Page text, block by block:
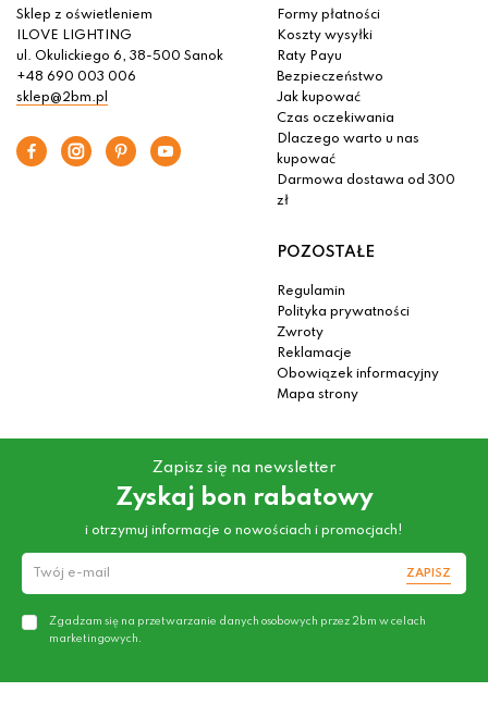
Sklep z oświetleniem
ILOVE LIGHTING
ul. Okulickiego 6, 38-500 Sanok
+48 690 003 006
sklep@2bm.pl
Formy płatności
Koszty wysyłki
Raty Payu
Bezpieczeństwo
Jak kupować
Czas oczekiwania
Dlaczego warto u nas
kupować
Darmowa dostawa od 300
zł
POZOSTAŁE
Regulamin
Polityka prywatności
Zwroty
Reklamacje
Obowiązek informacyjny
Mapa strony
Zapisz się na newsletter
Zyskaj bon rabatowy
i otrzymuj informacje o nowościach i promocjach!
ZAPISZ
Zgadzam się na przetwarzanie danych osobowych przez 2bm w celach
marketingowych.